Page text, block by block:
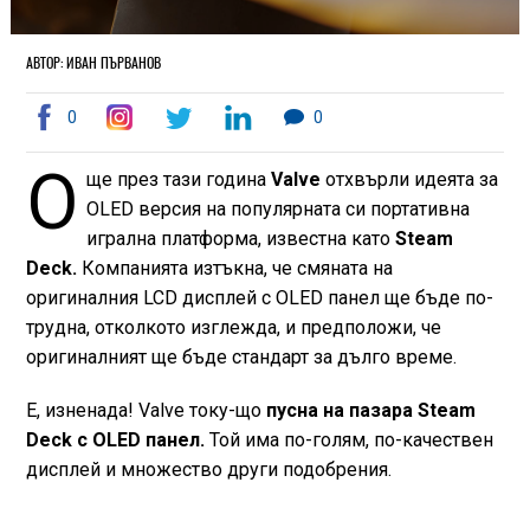
АВТОР: ИВАН ПЪРВАНОВ
0 0
О ще през тази годинаValve отхвърли идеята за
OLED версия на популярната си портативна
игрална платформа, известна като Steam
Deck.Компанията изтъкна, че смяната на
оригиналния LCD дисплей с OLED панел ще бъде по-
трудна, отколкото изглежда, и предположи, че
оригиналният ще бъде стандарт за дълго време.
Е, изненада! Valve току-щопусна на пазара Steam
Deck с OLED панел.Той има по-голям, по-качествен
дисплей и множество други подобрения.